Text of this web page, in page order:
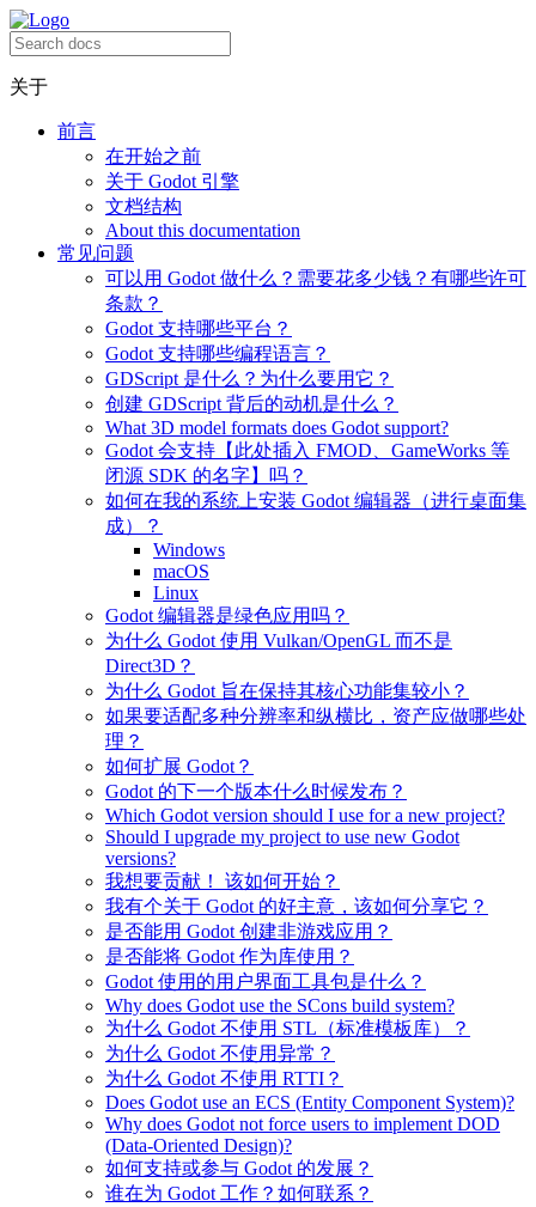
关于
前言
在开始之前
关于 Godot 引擎
文档结构
About this documentation
常见问题
可以用 Godot 做什么？需要花多少钱？有哪些许可
条款？
Godot 支持哪些平台？
Godot 支持哪些编程语言？
GDScript 是什么？为什么要用它？
创建 GDScript 背后的动机是什么？
What 3D model formats does Godot support?
Godot 会支持【此处插入 FMOD、GameWorks 等
闭源 SDK 的名字】吗？
如何在我的系统上安装 Godot 编辑器（进行桌面集
成）？
Windows
macOS
Linux
Godot 编辑器是绿色应用吗？
为什么 Godot 使用 Vulkan/OpenGL 而不是
Direct3D？
为什么 Godot 旨在保持其核心功能集较小？
如果要适配多种分辨率和纵横比，资产应做哪些处
理？
如何扩展 Godot？
Godot 的下一个版本什么时候发布？
Which Godot version should I use for a new project?
Should I upgrade my project to use new Godot
versions?
我想要贡献！ 该如何开始？
我有个关于 Godot 的好主意，该如何分享它？
是否能用 Godot 创建非游戏应用？
是否能将 Godot 作为库使用？
Godot 使用的用户界面工具包是什么？
Why does Godot use the SCons build system?
为什么 Godot 不使用 STL（标准模板库）？
为什么 Godot 不使用异常？
为什么 Godot 不使用 RTTI？
Does Godot use an ECS (Entity Component System)?
Why does Godot not force users to implement DOD
(Data-Oriented Design)?
如何支持或参与 Godot 的发展？
谁在为 Godot 工作？如何联系？